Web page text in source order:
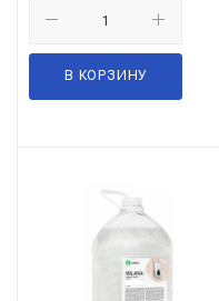
В КОРЗИНУ